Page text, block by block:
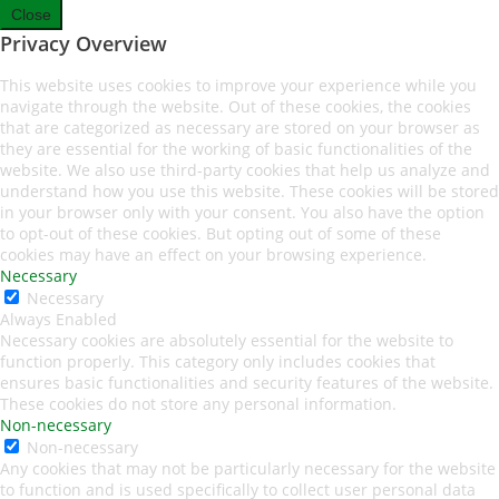
Close
Privacy Overview
This website uses cookies to improve your experience while you
navigate through the website. Out of these cookies, the cookies
that are categorized as necessary are stored on your browser as
they are essential for the working of basic functionalities of the
website. We also use third-party cookies that help us analyze and
understand how you use this website. These cookies will be stored
in your browser only with your consent. You also have the option
to opt-out of these cookies. But opting out of some of these
cookies may have an effect on your browsing experience.
Necessary
Necessary
Always Enabled
Necessary cookies are absolutely essential for the website to
function properly. This category only includes cookies that
ensures basic functionalities and security features of the website.
These cookies do not store any personal information.
Non-necessary
Non-necessary
Any cookies that may not be particularly necessary for the website
to function and is used specifically to collect user personal data